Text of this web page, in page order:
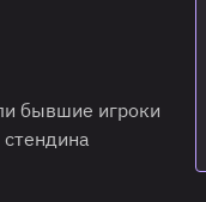
бывшие игроки